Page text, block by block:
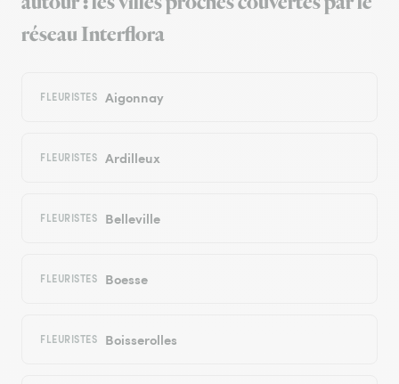
réseau Interflora
FLEURISTES Aigonnay
FLEURISTES Ardilleux
FLEURISTES Belleville
FLEURISTES Boesse
FLEURISTES Boisserolles